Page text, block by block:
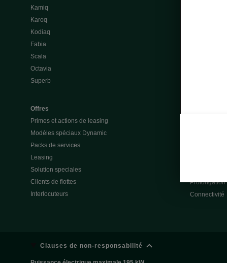
Kamiq
Karoq
Kodiaq
Fabia
Scala
Octavia
Superb
Offres
Primes et actions de leasing
Modèles spéciaux Dynamic
Packs de services
Leasing
Solution speciales
Clients de flottes
Interlocuteurs
3.7 Mise à
Recharge
Recharger
Batterie et
Questions &
Service &
Prolongation
Connectivité
Clauses de non-responsabilité